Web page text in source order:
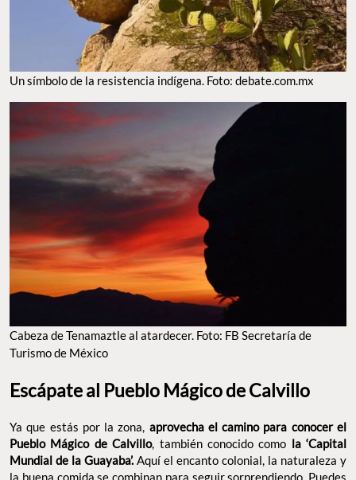
Un símbolo de la resistencia indígena. Foto: debate.com.mx
Cabeza de Tenamaztle al atardecer. Foto: FB Secretaría de
Turismo de México
Escápate al Pueblo Mágico de Calvillo
Ya que estás por la zona, aprovecha el camino para conocer el
Pueblo Mágico de Calvillo, también conocido como la ‘Capital
Mundial de la Guayaba’. Aquí el encanto colonial, la naturaleza y